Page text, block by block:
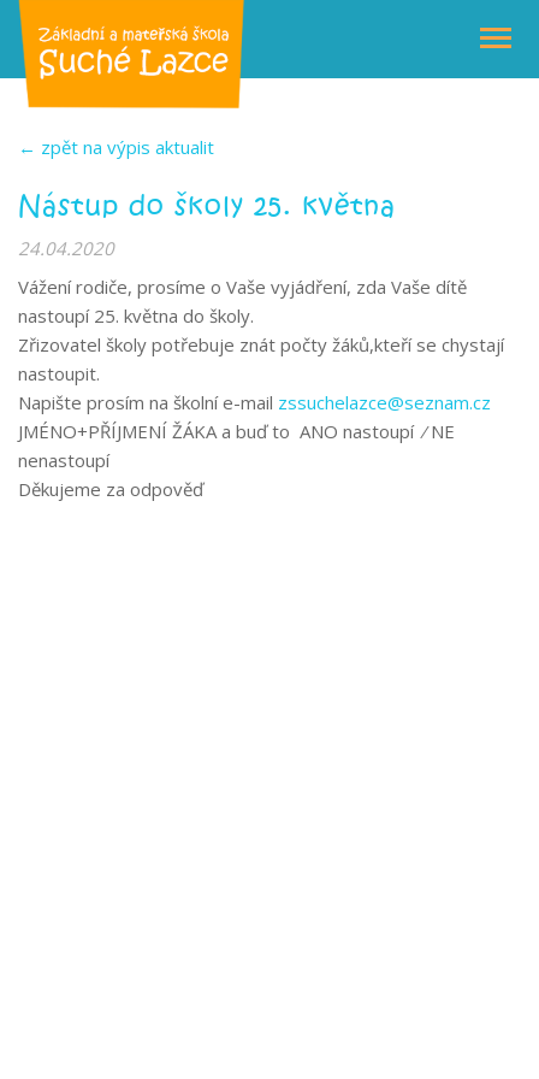
← zpět na výpis aktualit
Nástup do školy 25. května
24.04.2020
Vážení rodiče, prosíme o Vaše vyjádření, zda Vaše dítě
nastoupí 25. května do školy.
Zřizovatel školy potřebuje znát počty žáků,kteří se chystají
nastoupit.
Napište prosím na školní e-mail zssuchelazce@seznam.cz
JMÉNO+PŘÍJMENÍ ŽÁKA a buď to ANO nastoupí ⁄ NE
nenastoupí
Děkujeme za odpověď